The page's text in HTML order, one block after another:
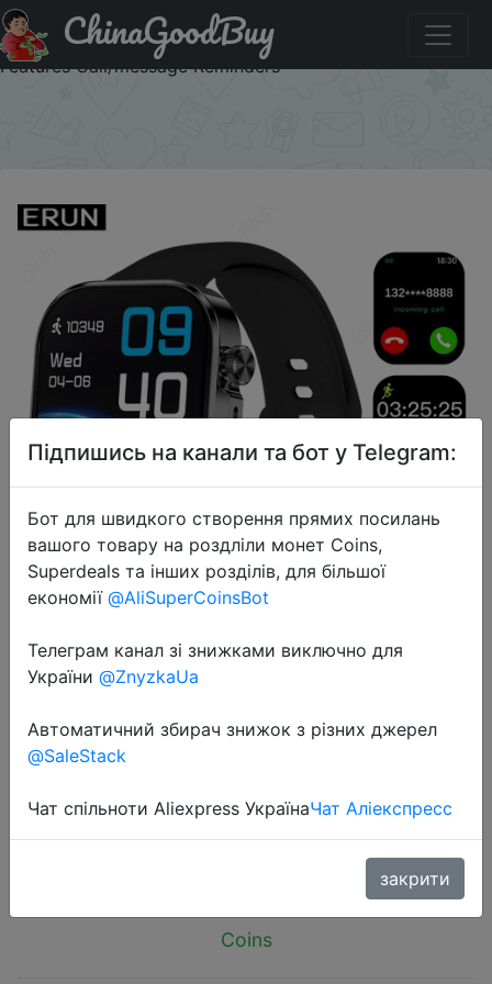
Знижка на Smartwatch with a 1.83-inch Touchscreen,
180mAh Battery, Stylish Strap, and Fitness Tracking.
Features Call/message Reminders
ChinaGoodBuy
2026-06-14
Smartwatch with a 1.83-inch
Stylish Strap, and Fitness Tracking.
Features Call/message Reminders
$5.13
Coins
Підпишись на канали та бот у Telegram:
Бот для швидкого створення прямих посилань
вашого товару на роздліли монет Coins,
Superdeals та інших розділів, для більшої
економії @AliSuperCoinsBot
Телеграм канал зі знижками виключно для
України @ZnyzkaUa
Автоматичний збирач знижок з різних джерел
@SaleStack
Чат спільноти Aliexpress УкраїнаЧат Аліекспресс
закрити